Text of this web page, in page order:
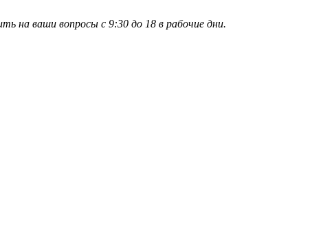
ваши вопросы с 9:30 до 18 в рабочие дни.